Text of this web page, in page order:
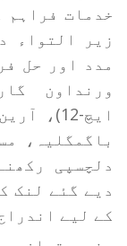
خدمات
زیر التواء
مدد اور حل
ورنداون
ایچ-
باگمگلیہ،
دلچسپی
کے لیے